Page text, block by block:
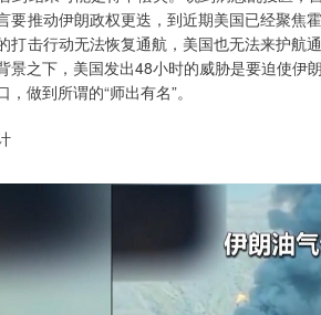
要推动伊朗政权更迭，到近期美国已经聚焦
打击行动无法恢复通航，美国也无法来护航
景之下，美国发出48小时的威胁是要迫使伊
做到所谓的“师出有名”。